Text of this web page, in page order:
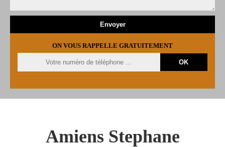
ON VOUS RAPPELLE GRATUITEMENT
Amiens Stephane